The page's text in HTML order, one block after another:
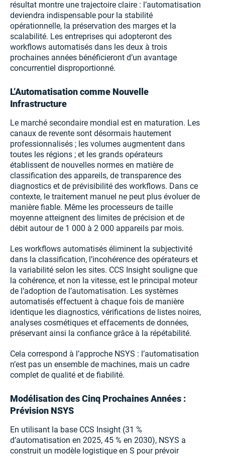
résultat montre une trajectoire claire : l’automatisation
deviendra indispensable pour la stabilité
opérationnelle, la préservation des marges et la
scalabilité. Les entreprises qui adopteront des
workflows automatisés dans les deux à trois
prochaines années bénéficieront d’un avantage
concurrentiel disproportionné.
L’Automatisation comme Nouvelle
Infrastructure
Le marché secondaire mondial est en maturation. Les
canaux de revente sont désormais hautement
professionnalisés ; les volumes augmentent dans
toutes les régions ; et les grands opérateurs
établissent de nouvelles normes en matière de
classification des appareils, de transparence des
diagnostics et de prévisibilité des workflows. Dans ce
contexte, le traitement manuel ne peut plus évoluer de
manière fiable. Même les processeurs de taille
moyenne atteignent des limites de précision et de
débit autour de 1 000 à 2 000 appareils par mois.
Les workflows automatisés éliminent la subjectivité
dans la classification, l’incohérence des opérateurs et
la variabilité selon les sites. CCS Insight souligne que
la cohérence, et non la vitesse, est le principal moteur
de l’adoption de l’automatisation. Les systèmes
automatisés effectuent à chaque fois de manière
identique les diagnostics, vérifications de listes noires,
analyses cosmétiques et effacements de données,
préservant ainsi la confiance grâce à la répétabilité.
Cela correspond à l’approche NSYS : l’automatisation
n’est pas un ensemble de machines, mais un cadre
complet de qualité et de fiabilité.
Modélisation des Cinq Prochaines Années :
Prévision NSYS
En utilisant la base CCS Insight (31 %
d’automatisation en 2025, 45 % en 2030), NSYS a
construit un modèle logistique en S pour prévoir